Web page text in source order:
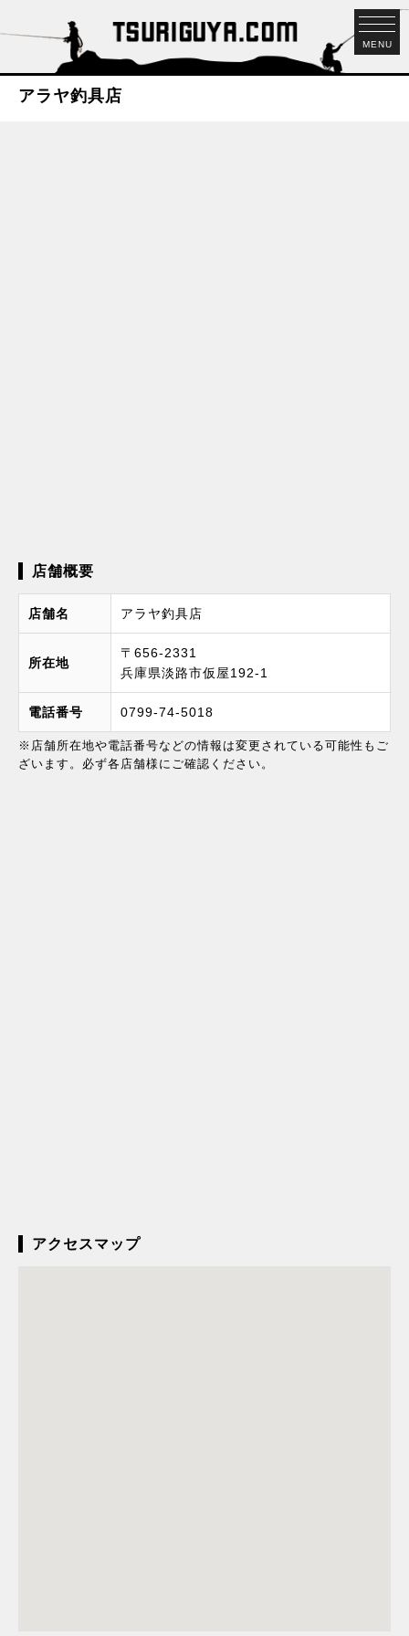
MENU
アラヤ釣具店
店舗概要
店舗名 アラヤ釣具店
所在地
〒656-2331
兵庫県淡路市仮屋192-1
電話番号 0799-74-5018
※店舗所在地や電話番号などの情報は変更されている可能性もご
ざいます。必ず各店舗様にご確認ください。
アクセスマップ